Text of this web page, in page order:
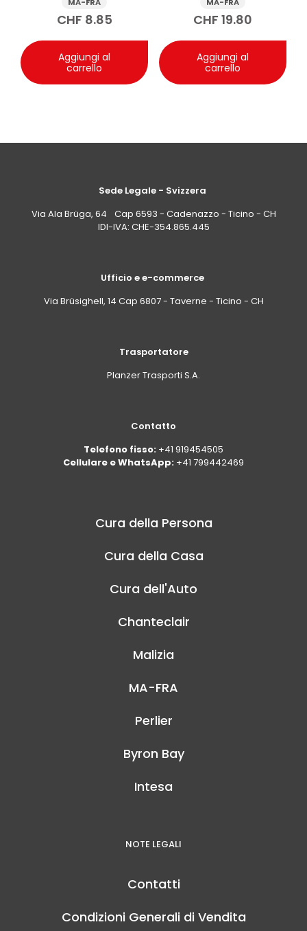
sensibilità personale: in spazi piccoli potrebbe
risultare più intensa. Chi è sensibile alle fragranze
500ml
CHF 8.85
Aggiungi al
carrello
ml
CHF 19.80
Aggiungi al
carrello
Sede Legale - Svizzera
Via Ala Brüga, 64 Cap 6593 - Cadenazzo - Ticino - CH
IDI-IVA: CHE-354.865.445
Ufficio e e-commerce
Via Brüsighell, 14 Cap 6807 - Taverne - Ticino - CH
Trasportatore
Planzer Trasporti S.A.
Contatto
Telefono fisso: +41 919454505
Cellulare e WhatsApp: +41 799442469
Cura della Persona
Cura della Casa
Cura dell'Auto
Chanteclair
Malizia
MA-FRA
Perlier
Byron Bay
Intesa
NOTE LEGALI
Contatti
Condizioni Generali di Vendita